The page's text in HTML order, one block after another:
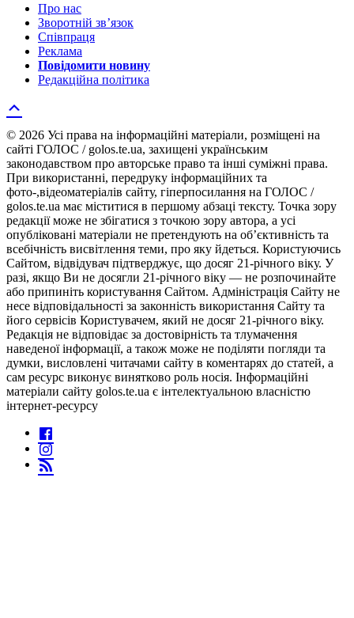
Про нас
Зворотній зв’язок
Співпраця
Реклама
Повідомити новину
Редакційна політика
© 2026 Усі права на інформаційні матеріали, розміщені на
сайті ГОЛОС / golos.te.ua, захищені українським
законодавством про авторське право та інші суміжні права.
При використанні, передруку інформаційних та
фото-,відеоматеріалів сайту, гіперпосилання на ГОЛОС /
golos.te.ua має міститися в першому абзаці тексту. Точка зору
редакції може не збігатися з точкою зору автора, а усі
опубліковані матеріали не претендують на об’єктивність та
всебічність висвітлення теми, про яку йдеться. Користуючись
Сайтом, відвідувач підтверджує, що досяг 21-річного віку. У
разі, якщо Ви не досягли 21-річного віку — не розпочинайте
або припиніть користування Сайтом. Адміністрація Сайту не
несе відповідальності за законність використання Сайту та
його сервісів Користувачем, який не досяг 21-річного віку.
Редакція не відповідає за достовірність та тлумачення
наведеної інформації, а також може не поділяти погляди та
думки, висловлені читачами сайту в коментарях до статей, а
сам ресурс виконує винятково роль носія. Інформаційні
матеріали сайту golos.te.ua є інтелектуальною власністю
інтернет-ресурсу